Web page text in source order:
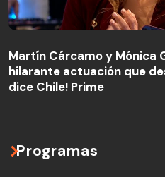
hilarante actuación que
dice Chile! Prime
Martín Cárcamo y Mónica
hilarante actuación que
dice Chile! Prime
Programas